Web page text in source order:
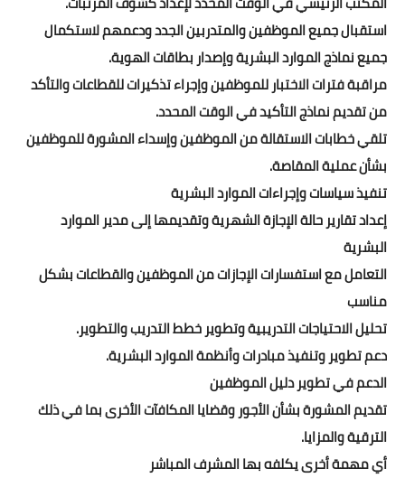
استقبال جميع الموظفين والمتدربين الجدد ودعمهم لاستكمال
جميع نماذج الموارد البشرية وإصدار بطاقات الهوية.
مراقبة فترات الاختبار للموظفين وإجراء تذكيرات للقطاعات والتأكد
من تقديم نماذج التأكيد في الوقت المحدد.
تلقي خطابات الاستقالة من الموظفين وإسداء المشورة للموظفين
بشأن عملية المقاصة.
تنفيذ سياسات وإجراءات الموارد البشرية
إعداد تقارير حالة الإجازة الشهرية وتقديمها إلى مدير الموارد
البشرية
التعامل مع استفسارات الإجازات من الموظفين والقطاعات بشكل
مناسب
تحليل الاحتياجات التدريبية وتطوير خطط التدريب والتطوير.
دعم تطوير وتنفيذ مبادرات وأنظمة الموارد البشرية.
الدعم في تطوير دليل الموظفين
تقديم المشورة بشأن الأجور وقضايا المكافآت الأخرى بما في ذلك
الترقية والمزايا.
أي مهمة أخرى يكلفه بها المشرف المباشر